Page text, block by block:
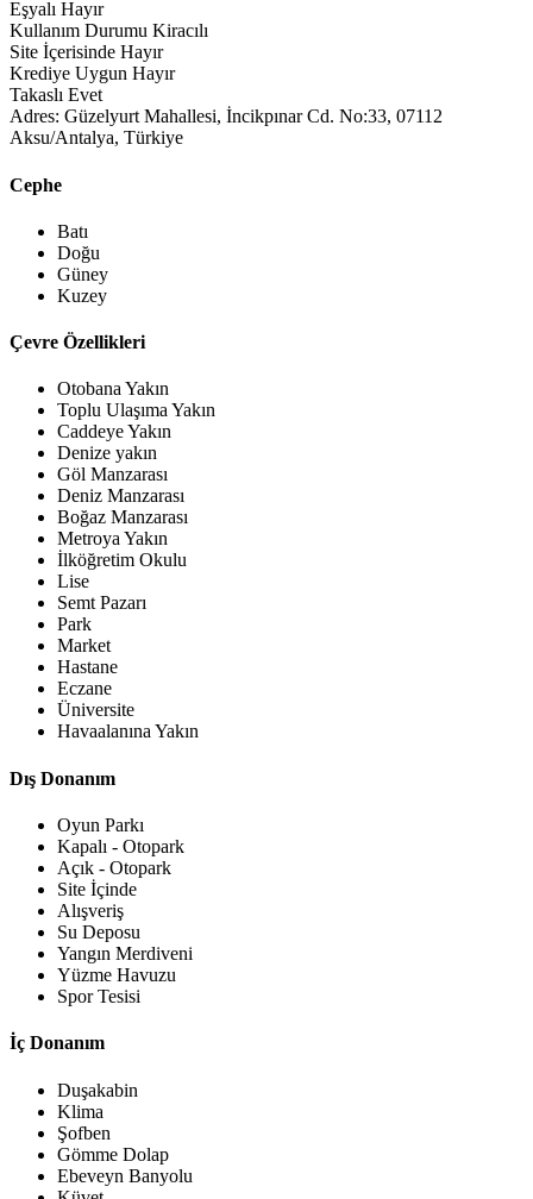
Eşyalı Hayır
Kullanım Durumu Kiracılı
Site İçerisinde Hayır
Krediye Uygun Hayır
Takaslı Evet
Adres: Güzelyurt Mahallesi, İncikpınar Cd. No:33, 07112
Aksu/Antalya, Türkiye
Cephe
Batı
Doğu
Güney
Kuzey
Çevre Özellikleri
Otobana Yakın
Toplu Ulaşıma Yakın
Caddeye Yakın
Denize yakın
Göl Manzarası
Deniz Manzarası
Boğaz Manzarası
Metroya Yakın
İlköğretim Okulu
Lise
Semt Pazarı
Park
Market
Hastane
Eczane
Üniversite
Havaalanına Yakın
Dış Donanım
Oyun Parkı
Kapalı - Otopark
Açık - Otopark
Site İçinde
Alışveriş
Su Deposu
Yangın Merdiveni
Yüzme Havuzu
Spor Tesisi
İç Donanım
Duşakabin
Klima
Şofben
Gömme Dolap
Ebeveyn Banyolu